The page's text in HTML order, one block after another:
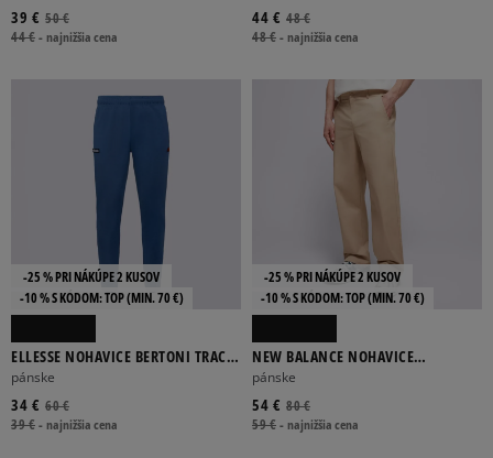
50 €
39 €
44 €-najnižšia cena
48 €
44 €
48 €-najnižšia cena
-10 % S KÓDOM: TOP (MIN. 70 €)
-25 % PRI NÁKÚPE 2 KUSOV
ELLESSE NOHAVICE BERTONI TRACK
PANT NAVY
pánske
60 €
34 €
39 €-najnižšia cena
-10 % S KÓDOM: TOP (MIN. 70 €)
-25 % PRI NÁKÚPE 2 KUSOV
NEW BALANCE NOHAVICE
ATHLETICS STANDARD PANT 30"
pánske
80 €
54 €
59 €-najnižšia cena